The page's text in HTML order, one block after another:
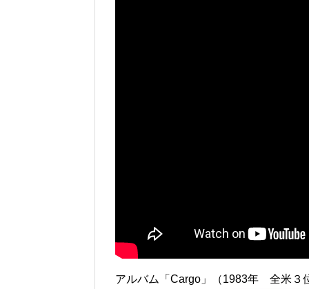
アルバム「Cargo」（1983年 全米３